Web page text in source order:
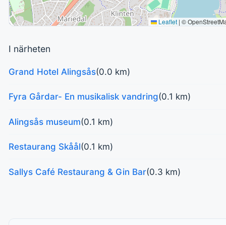
Leaflet | ©
I närheten
Grand Hotel Alingsås(0.0 km)
Fyra Gårdar- En musikalisk vandring(0.1 km)
Alingsås museum(0.1 km)
Restaurang Skåål(0.1 km)
Sallys Café Restaurang & Gin Bar(0.3 km)